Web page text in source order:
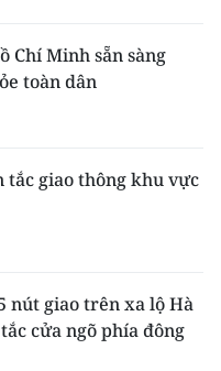
Chí Minh sẵn sàng
toàn dân
tắc giao thông khu vực
nút giao trên xa lộ Hà
cửa ngõ phía đông